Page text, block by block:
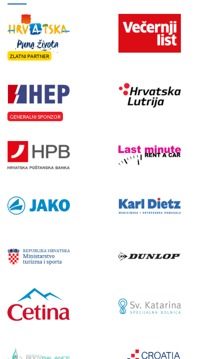
ZLATNI PARTNER
GENERALNI SPONZOR